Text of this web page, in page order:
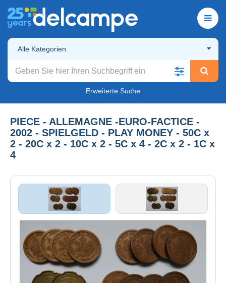
Alle Kategorien
Erweiterte Suche
PIECE - ALLEMAGNE -EURO-FACTICE -
2002 - SPIELGELD - PLAY MONEY - 50C x
2 - 20C x 2 - 10C x 2 - 5C x 4 - 2C x 2 - 1C x
4